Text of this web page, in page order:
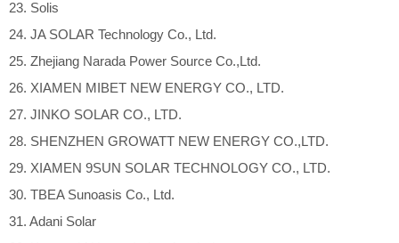
23. Solis
24. JA SOLAR Technology Co., Ltd.
25. Zhejiang Narada Power Source Co.,Ltd.
26. XIAMEN MIBET NEW ENERGY CO., LTD.
27. JINKO SOLAR CO., LTD.
28. SHENZHEN GROWATT NEW ENERGY CO.,LTD.
29. XIAMEN 9SUN SOLAR TECHNOLOGY CO., LTD.
30. TBEA Sunoasis Co., Ltd.
31. Adani Solar